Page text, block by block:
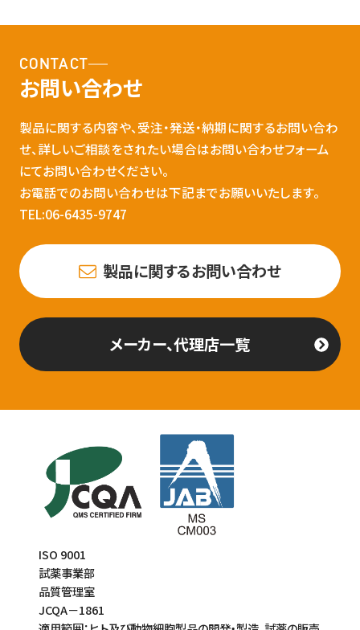
CONTACT
お問い合わせ
製品に関する内容や、受注・発送・納期に関するお問い合わ
せ、詳しいご相談をされたい場合はお問い合わせフォーム
にてお問い合わせください。
お電話でのお問い合わせは下記までお願いいたします。
TEL:06-6435-9747
製品に関するお問い合わせ
メーカー、代理店一覧
ISO 9001
試薬事業部
品質管理室
JCQA－1861